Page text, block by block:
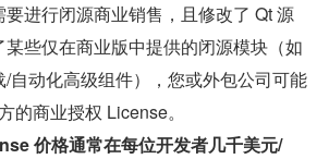
进行闭源商业销售，且修改了 Qt 源
些仅在商业版中提供的闭源模块（如
自动化高级组件），您或外包公司可能
的商业授权 License。
价格通常在每位开发者几千美元/